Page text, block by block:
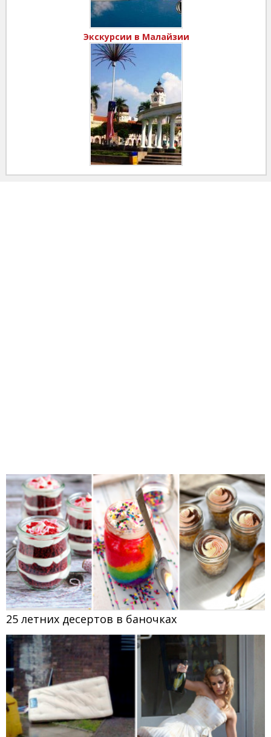
Экскурсии в Малайзии
25 летних десертов в баночках